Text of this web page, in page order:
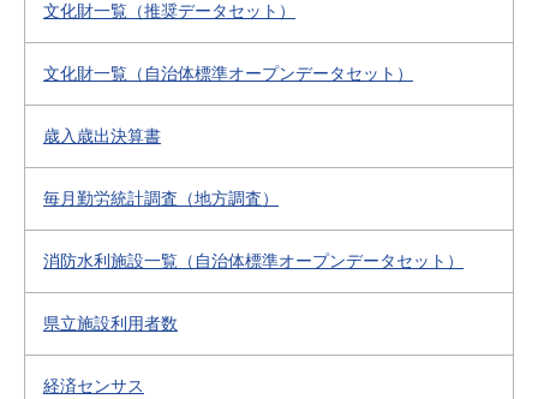
文化財一覧（推奨データセット）
文化財一覧（自治体標準オープンデータセット）
歳入歳出決算書
毎月勤労統計調査（地方調査）
消防水利施設一覧（自治体標準オープンデータセット）
県立施設利用者数
経済センサス